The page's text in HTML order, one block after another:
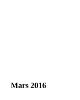
Mars 2016